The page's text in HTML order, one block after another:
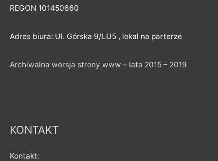
REGON 101450660
Adres biura: Ul. Górska 9/LU5 , lokal na parterze
Archiwalna wersja strony www – lata 2015 – 2019
KONTAKT
Kontakt: